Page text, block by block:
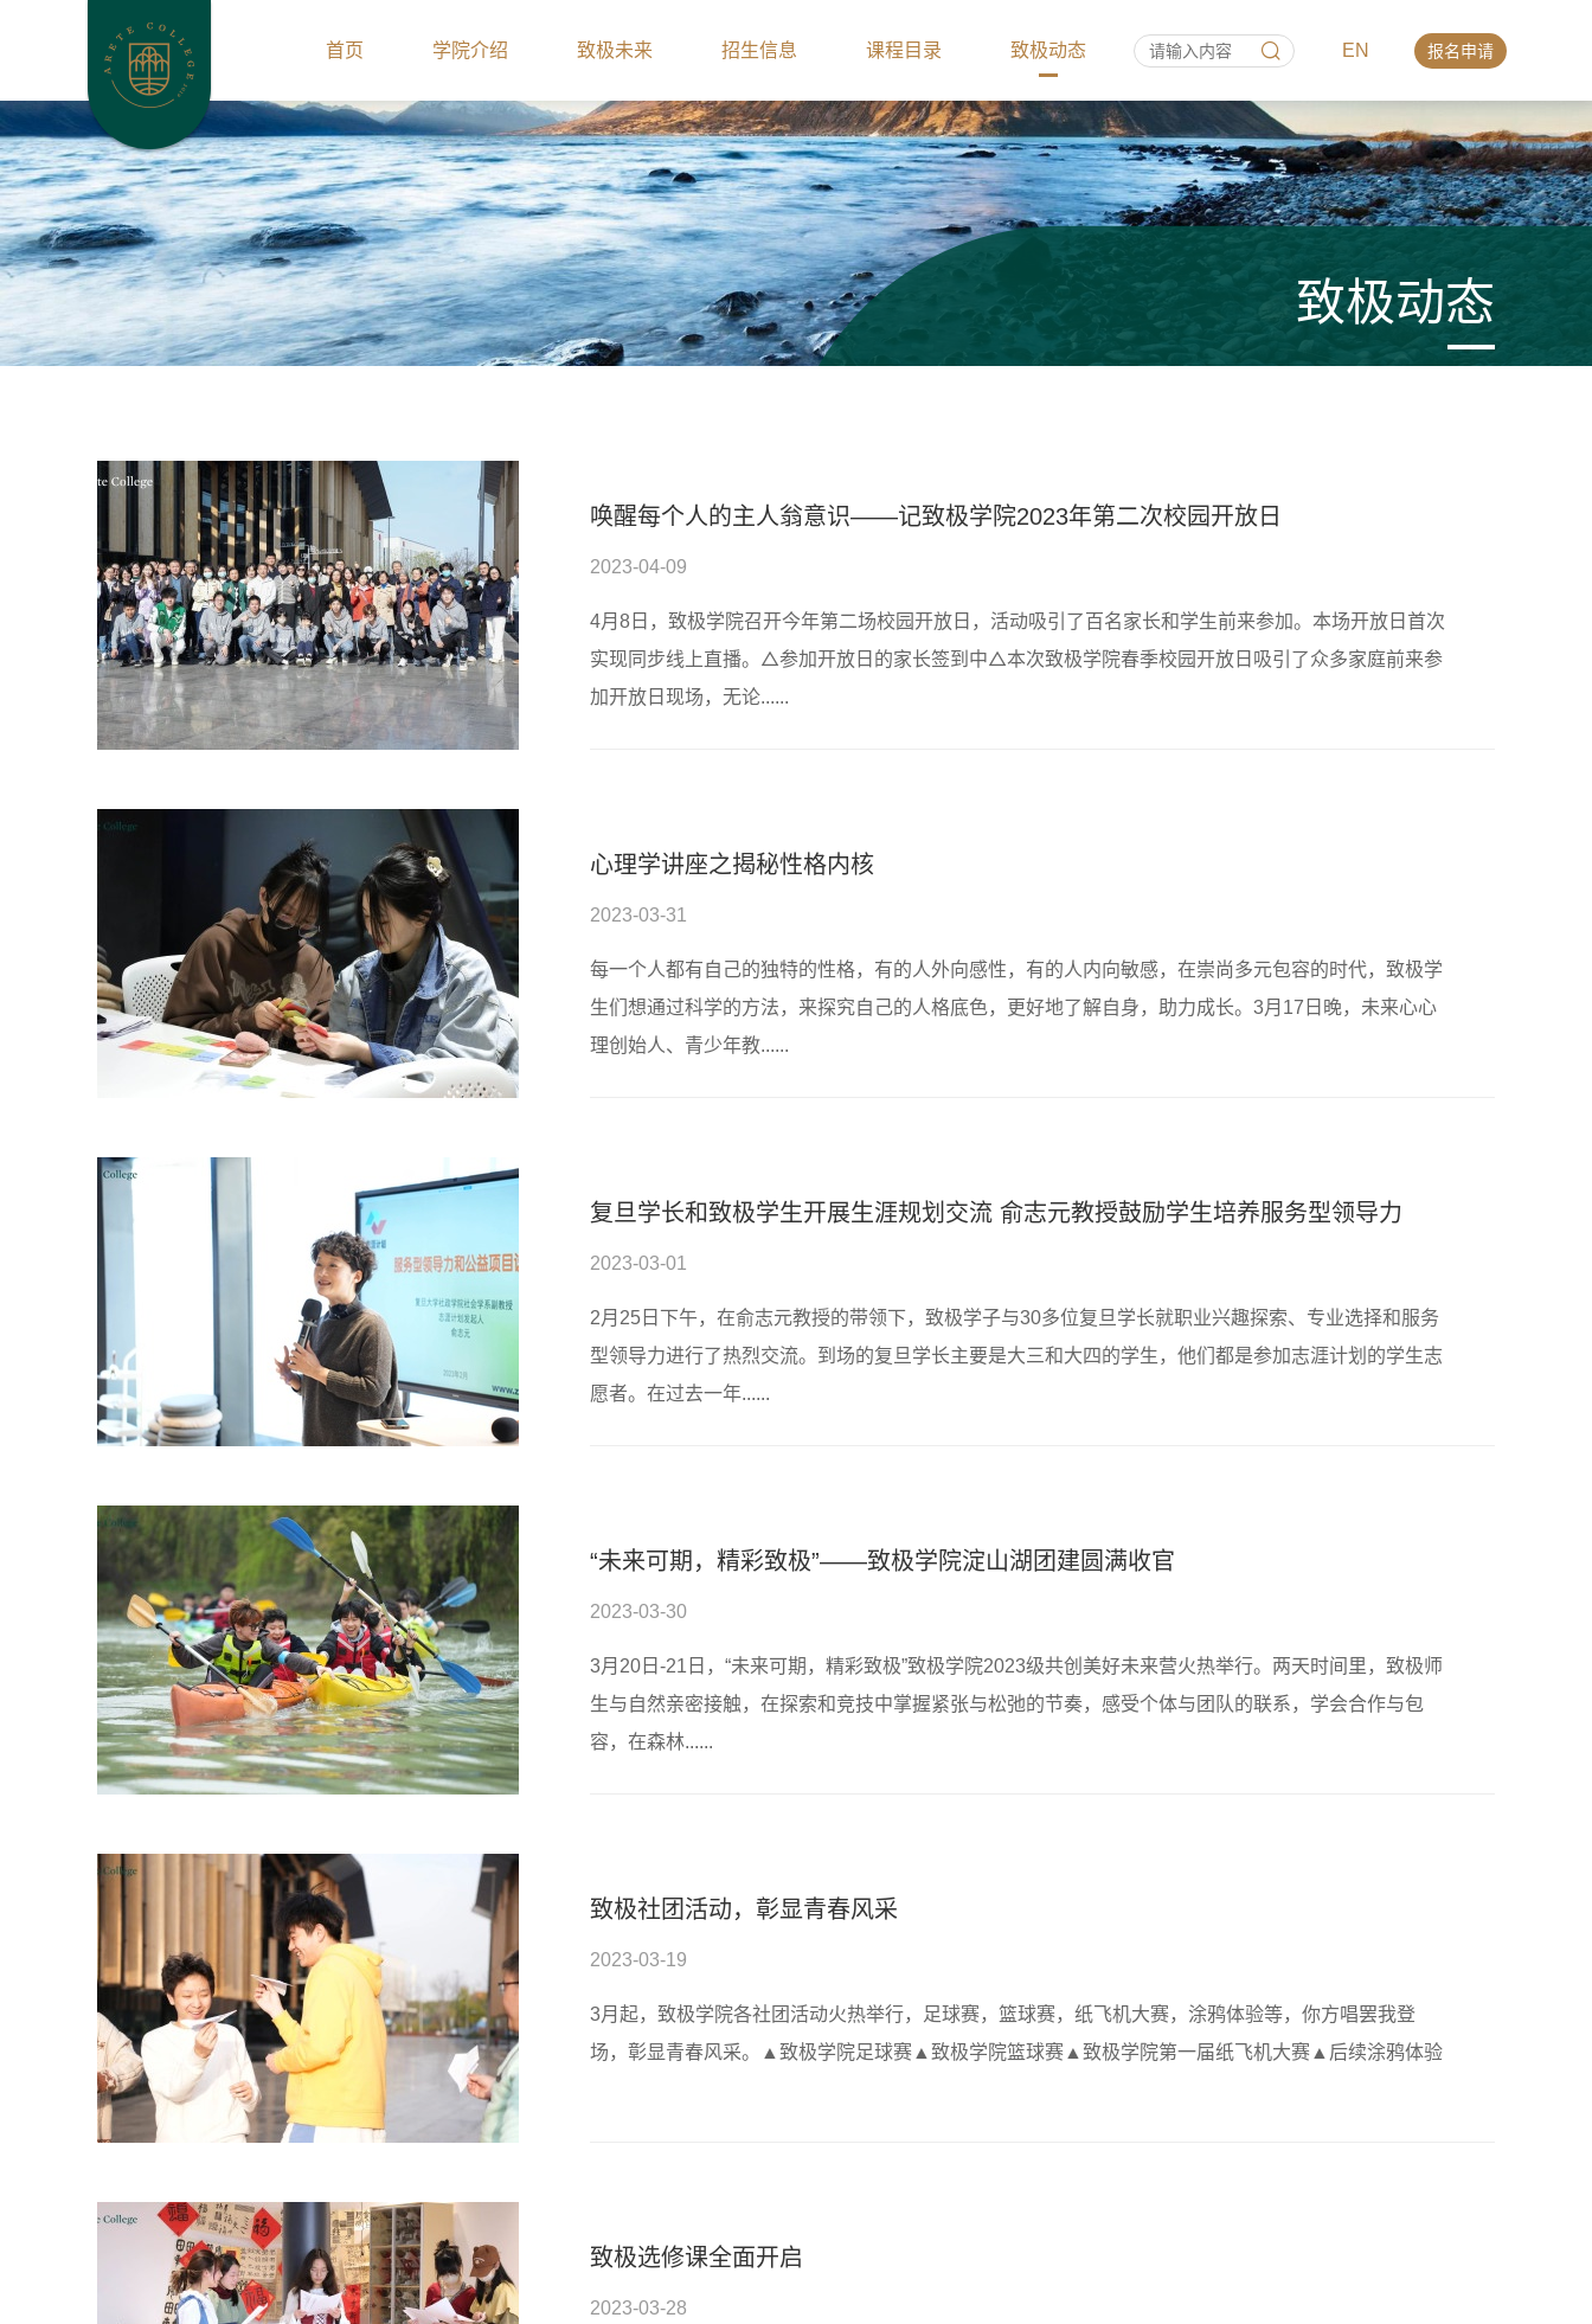
首页 学院介绍 致极未来 招生信息 课程目录 致极动态 EN 报名申请
致极动态
唤醒每个人的主人翁意识——记致极学院2023年第二次校园开放日
2023-04-09
4月8日，致极学院召开今年第二场校园开放日，活动吸引了百名家长和学生前来参加。本场开放日首次
实现同步线上直播。△参加开放日的家长签到中△本次致极学院春季校园开放日吸引了众多家庭前来参
加开放日现场，无论......
心理学讲座之揭秘性格内核
2023-03-31
每一个人都有自己的独特的性格，有的人外向感性，有的人内向敏感，在崇尚多元包容的时代，致极学
生们想通过科学的方法，来探究自己的人格底色，更好地了解自身，助力成长。3月17日晚，未来心心
理创始人、青少年教......
复旦学长和致极学生开展生涯规划交流 俞志元教授鼓励学生培养服务型领导力
2023-03-01
2月25日下午，在俞志元教授的带领下，致极学子与30多位复旦学长就职业兴趣探索、专业选择和服务
型领导力进行了热烈交流。到场的复旦学长主要是大三和大四的学生，他们都是参加志涯计划的学生志
愿者。在过去一年......
“未来可期，精彩致极”——致极学院淀山湖团建圆满收官
2023-03-30
3月20日-21日，“未来可期，精彩致极”致极学院2023级共创美好未来营火热举行。两天时间里，致极师
生与自然亲密接触，在探索和竞技中掌握紧张与松弛的节奏，感受个体与团队的联系，学会合作与包
容，在森林......
致极社团活动，彰显青春风采
2023-03-19
3月起，致极学院各社团活动火热举行，足球赛，篮球赛，纸飞机大赛，涂鸦体验等，你方唱罢我登
场，彰显青春风采。▲致极学院足球赛▲致极学院篮球赛▲致极学院第一届纸飞机大赛▲后续涂鸦体验
致极选修课全面开启
2023-03-28